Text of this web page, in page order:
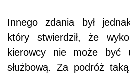
Innego zdania był
który stwierdził, że
kierowcy nie może być
służbową. Za podróż